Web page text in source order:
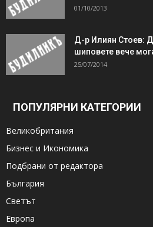
01/10/2013
Д-р Илиян Стоев:
шиповете вече
25/07/2014
ПОПУЛЯРНИ КАТЕГОРИИ
Великобритания
Бизнес и Икономика
Подбрани от редактора
България
Светът
Европа